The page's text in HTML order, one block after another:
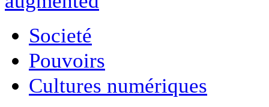
Societé
Pouvoirs
Cultures numériques